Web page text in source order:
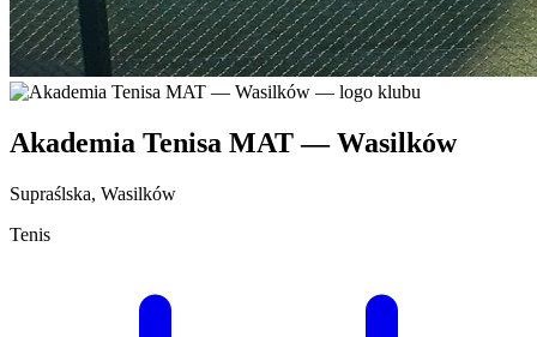
Akademia Tenisa MAT — Wasilków
Supraślska, Wasilków
Tenis